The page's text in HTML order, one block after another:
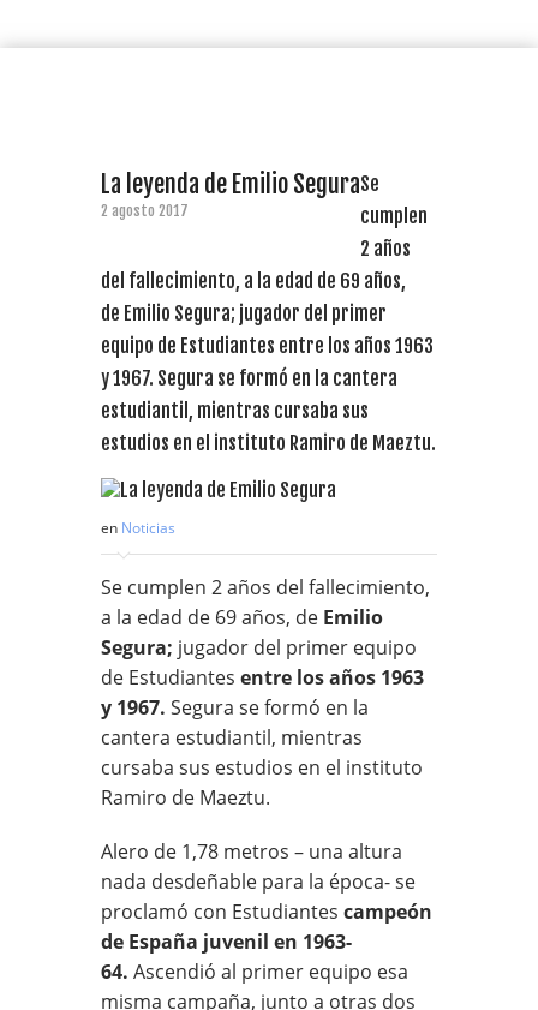
La leyenda de Emilio Segura
2 agosto 2017
Se
cumplen
2 años
del fallecimiento, a la edad de 69 años,
de Emilio Segura; jugador del primer
equipo de Estudiantes entre los años 1963
y 1967. Segura se formó en la cantera
estudiantil, mientras cursaba sus
estudios en el instituto Ramiro de Maeztu.
en Noticias
Se cumplen 2 años del fallecimiento,
a la edad de 69 años, de Emilio
Segura; jugador del primer equipo
de Estudiantes entre los años 1963
y 1967. Segura se formó en la
cantera estudiantil, mientras
cursaba sus estudios en el instituto
Ramiro de Maeztu.
Alero de 1,78 metros – una altura
nada desdeñable para la época- se
proclamó con Estudiantes campeón
de España juvenil en 1963-
64. Ascendió al primer equipo esa
misma campaña, junto a otras dos